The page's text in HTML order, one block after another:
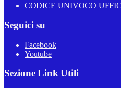
CODICE UNIVOCO
Seguici su
Facebook
Youtube
Sezione Link Utili